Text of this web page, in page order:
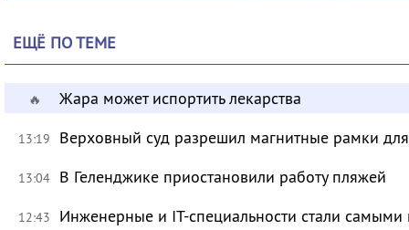
ЕЩЁ ПО ТЕМЕ
🔥 Жара может испортить лекарства
13:19 Верховный суд разрешил магнитные рамки
13:04 В Геленджике приостановили работу пляжей
12:43 Инженерные и IT-специальности стали